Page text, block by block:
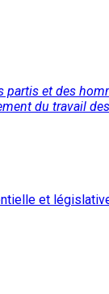
partis et des
du travail
et